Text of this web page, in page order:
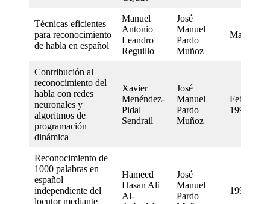
Técnicas eficientes
para reconocimiento
de habla en español
Manuel
Antonio
Leandro
Reguillo
José
Manuel
Pardo
Muñoz
May 1995
Contribución al
reconocimiento del
habla con redes
neuronales y
algoritmos de
programación
dinámica
Xavier
Menéndez-
Pidal
Sendrail
José
Manuel
Pardo
Muñoz
February
1995
Reconocimiento de
1000 palabras en
español
independiente del
locutor mediante
Hameed
Hasan Ali
Al-
José
Manuel
Pardo
1990